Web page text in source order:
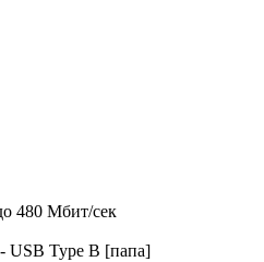
480 Мбит/сек
USB Type B [папа]